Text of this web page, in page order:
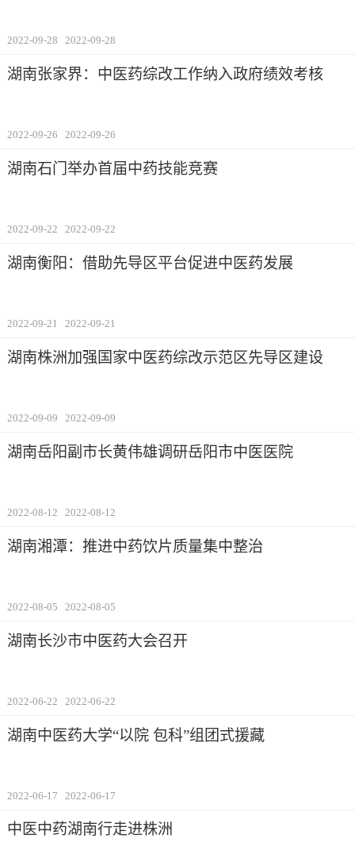
2022-09-28 2022-09-28
湖南张家界：中医药综改工作纳入政府绩效考核
2022-09-26 2022-09-26
湖南石门举办首届中药技能竞赛
2022-09-22 2022-09-22
湖南衡阳：借助先导区平台促进中医药发展
2022-09-21 2022-09-21
湖南株洲加强国家中医药综改示范区先导区建设
2022-09-09 2022-09-09
湖南岳阳副市长黄伟雄调研岳阳市中医医院
2022-08-12 2022-08-12
湖南湘潭：推进中药饮片质量集中整治
2022-08-05 2022-08-05
湖南长沙市中医药大会召开
2022-06-22 2022-06-22
湖南中医药大学“以院 包科”组团式援藏
2022-06-17 2022-06-17
中医中药湖南行走进株洲